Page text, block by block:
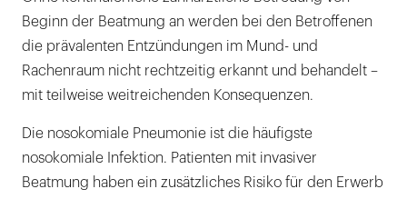
Beginn der Beatmung an werden bei den Betroffenen
die prävalenten Entzündungen im Mund- und
Rachenraum nicht rechtzeitig erkannt und behandelt –
mit teilweise weitreichenden Konsequenzen.
Die nosokomiale Pneumonie ist die häufigste
nosokomiale Infektion. Patienten mit invasiver
Beatmung haben ein zusätzliches Risiko für den Erwerb